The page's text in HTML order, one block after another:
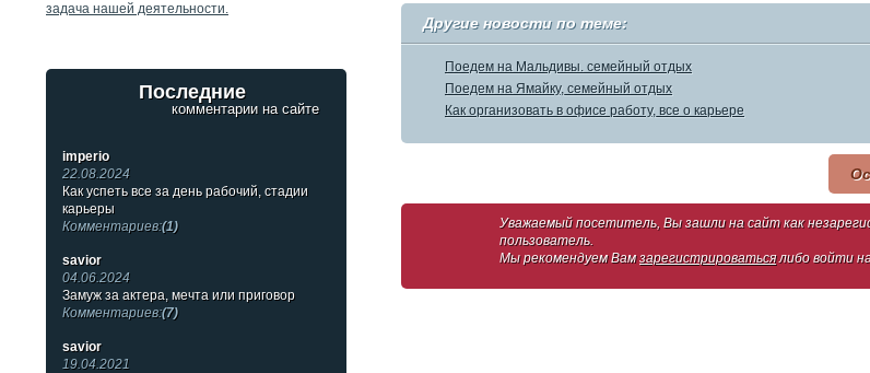
Другие новости по теме:
Поедем на Мальдивы. семейный отдых
Поедем на Ямайку, семейный отдых
Как организовать в офисе работу, все о карьере
Уважаемый посетитель, Вы зашли на сайт как
пользователь.
Мы рекомендуем Вамзарегистрироватьсялибо войти
задача нашей деятельности.
Последние
комментарии на сайте
imperio
22.08.2024
Как успеть все за день рабочий, стадии
карьеры
Комментариев:(1)
savior
04.06.2024
Замуж за актера, мечта или приговор
Комментариев:(7)
savior
19.04.2021